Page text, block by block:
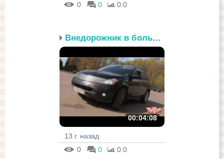
0
0 0.0
Внедорожник в большом г...
00:04:08
13 г. назад
0
0 0.0